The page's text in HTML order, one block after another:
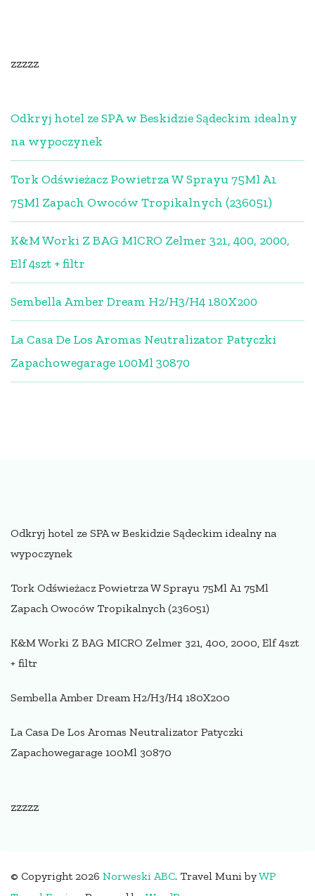
zzzzz
Odkryj hotel ze SPA w Beskidzie Sądeckim idealny
na wypoczynek
Tork Odświeżacz Powietrza W Sprayu 75Ml A1
75Ml Zapach Owoców Tropikalnych (236051)
K&M Worki Z BAG MICRO Zelmer 321, 400, 2000,
Elf 4szt + filtr
Sembella Amber Dream H2/H3/H4 180X200
La Casa De Los Aromas Neutralizator Patyczki
Zapachowegarage 100Ml 30870
Odkryj hotel ze SPA w Beskidzie Sądeckim idealny na
wypoczynek
Tork Odświeżacz Powietrza W Sprayu 75Ml A1 75Ml
Zapach Owoców Tropikalnych (236051)
K&M Worki Z BAG MICRO Zelmer 321, 400, 2000, Elf 4szt
+ filtr
Sembella Amber Dream H2/H3/H4 180X200
La Casa De Los Aromas Neutralizator Patyczki
Zapachowegarage 100Ml 30870
zzzzz
© Copyright 2026 Norweski ABC. Travel Muni byWP